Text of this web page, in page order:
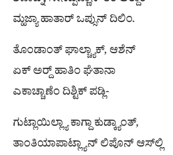
ಮ್ಹಜ್ಯಾ ಹಾತಾರ್ ಒಪ್ಸುನ್ ದಿಲಿಂ.
ತೊಂಡಾಂತ್ ಘಾಲ್ಚ್ಯಾಕ್, ಆಶೆನ್
ಏಕ್ ಅರ‍್ದ್ ಹಾತಿಂ ಘೆತಾನಾ
ಎಕಾಚ್ಚಾಣೆಂ ದಿಶ್ಟಿಕ್ ಪಡ್ಲಿ-
ಗುಟ್ಲಾಯಿಲ್ಲ್ಯಾ ಕಾಗ್ದಾ ಕುಡ್ಕ್ಯಾಂತ್,
ತಾಂತಿಯಾಪಾಟ್ಲ್ಯಾನ್ ಲಿಪೊನ್ ಆಸ್‌ಲ್ಲಿ